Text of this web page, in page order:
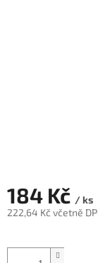
184 Kč / ks
222,64 Kč včetně
cena: